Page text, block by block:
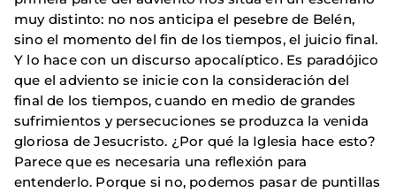
muy distinto: no nos anticipa el pesebre de Belén,
sino el momento del fin de los tiempos, el juicio final.
Y lo hace con un discurso apocalíptico. Es paradójico
que el adviento se inicie con la consideración del
final de los tiempos, cuando en medio de grandes
sufrimientos y persecuciones se produzca la venida
gloriosa de Jesucristo. ¿Por qué la Iglesia hace esto?
Parece que es necesaria una reflexión para
entenderlo. Porque si no, podemos pasar de puntillas